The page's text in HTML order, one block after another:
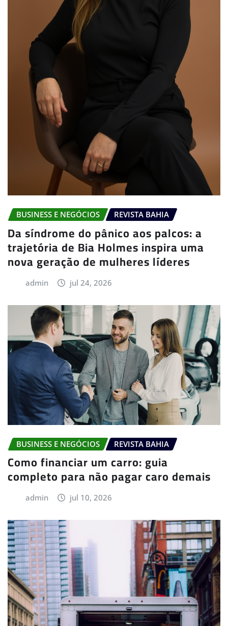
BUSINESS E NEGÓCIOS REVISTA BAHIA
Da síndrome do pânico aos palcos: a
trajetória de Bia Holmes inspira uma
nova geração de mulheres líderes
admin jul 24, 2026
BUSINESS E NEGÓCIOS REVISTA BAHIA
Como financiar um carro: guia
completo para não pagar caro demais
admin jul 10, 2026